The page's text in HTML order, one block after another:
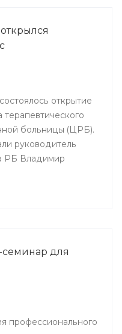
открытие
терапевтического
больницы (ЦРБ).
руководитель
РБ Владимир
МР
семинар для
профессионального